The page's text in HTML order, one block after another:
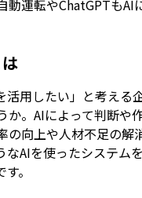
動運転やChatGPTもAI
活用したい」と考える
か。AIによって判断や
の向上や人材不足の解
なAIを使ったシステム
。